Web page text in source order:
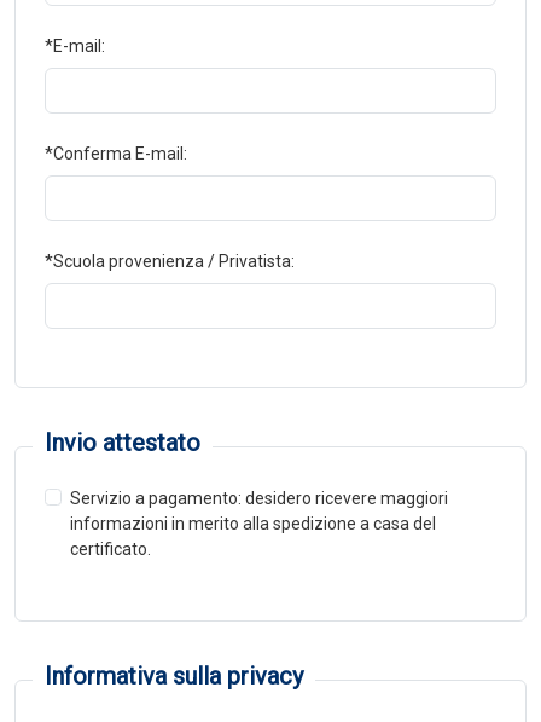
*E-mail:
*Conferma E-mail:
*Scuola provenienza / Privatista:
Invio attestato
Servizio a pagamento: desidero ricevere maggiori
informazioni in merito alla spedizione a casa del
certificato.
Informativa sulla privacy